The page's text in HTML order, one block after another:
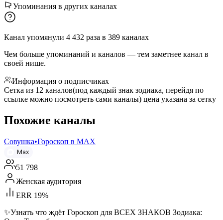
Упоминания в других каналах
Канал упомянули 4 432 раза в 389 каналах
Чем больше упоминаний и каналов — тем заметнее канал в
своей нише.
Информация о подписчиках
Сетка из 12 каналов(под каждый знак зодиака, перейдя по
ссылке можно посмотреть сами каналы) цена указана за сетку
Похожие каналы
Совушка•Гороскоп в МАХ
Max
51 798
Женская аудитория
ERR 19%
✨Узнать что ждёт Гороскоп для ВСЕХ ЗНАКОВ Зодиака: